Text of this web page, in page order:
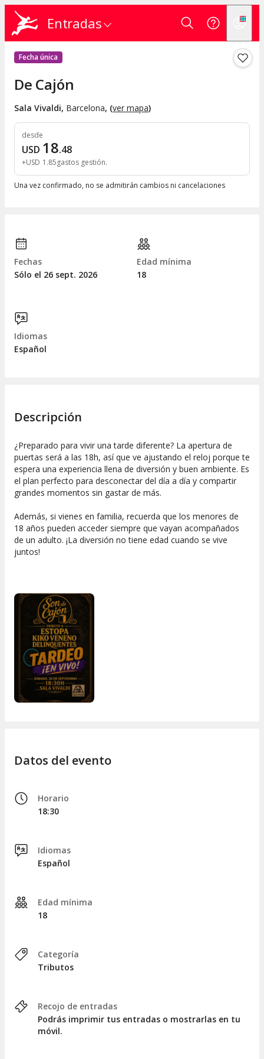
Entradas
Fecha única
De Cajón
Sala Vivaldi, Barcelona, (ver mapa)
desde
USD 18.48
+USD 1 .85gastos gestión
Una vez confirmado, no se admitirán cambios ni cancelaciones
Fechas
Sólo el 26 sept. 2026
Edad mínima
18
Idiomas
Español
Descripción
¿Preparado para vivir una tarde diferente? La apertura de
puertas será a las 18h, así que ve ajustando el reloj porque te
espera una experiencia llena de diversión y buen ambiente. Es
el plan perfecto para desconectar del día a día y compartir
grandes momentos sin gastar de más.
Además, si vienes en familia, recuerda que los menores de
18 años pueden acceder siempre que vayan acompañados
de un adulto. ¡La diversión no tiene edad cuando se vive
juntos!
Datos del evento
Horario
18:30
Idiomas
Español
Edad mínima
18
Categoría
Tributos
Recojo de entradas
Podrás imprimir tus entradas o mostrarlas en tu
móvil.